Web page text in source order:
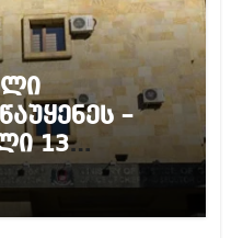
–
13